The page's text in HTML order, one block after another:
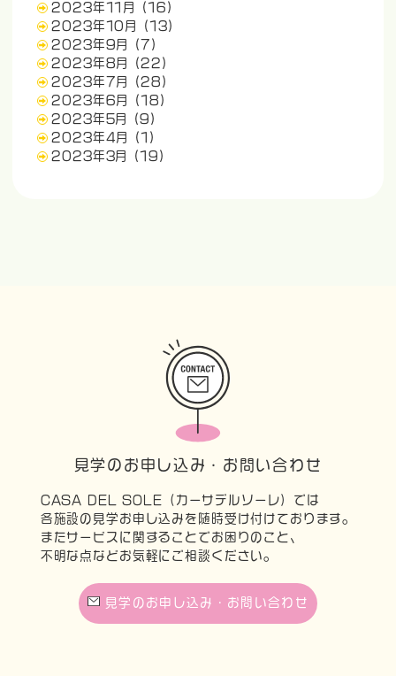
2023年11月
(16)
2023年10月
(13)
2023年9月
(7)
2023年8月
(22)
2023年7月
(28)
2023年6月
(18)
2023年5月
(9)
2023年4月
(1)
2023年3月
(19)
見学のお申し込み・お問い合わせ
CASA DEL SOLE（カーサデルソーレ）では
各施設の見学お申し込みを随時受け付けております。
またサービスに関することでお困りのこと、
不明な点などお気軽にご相談ください。
見学のお申し込み・お問い合わせ